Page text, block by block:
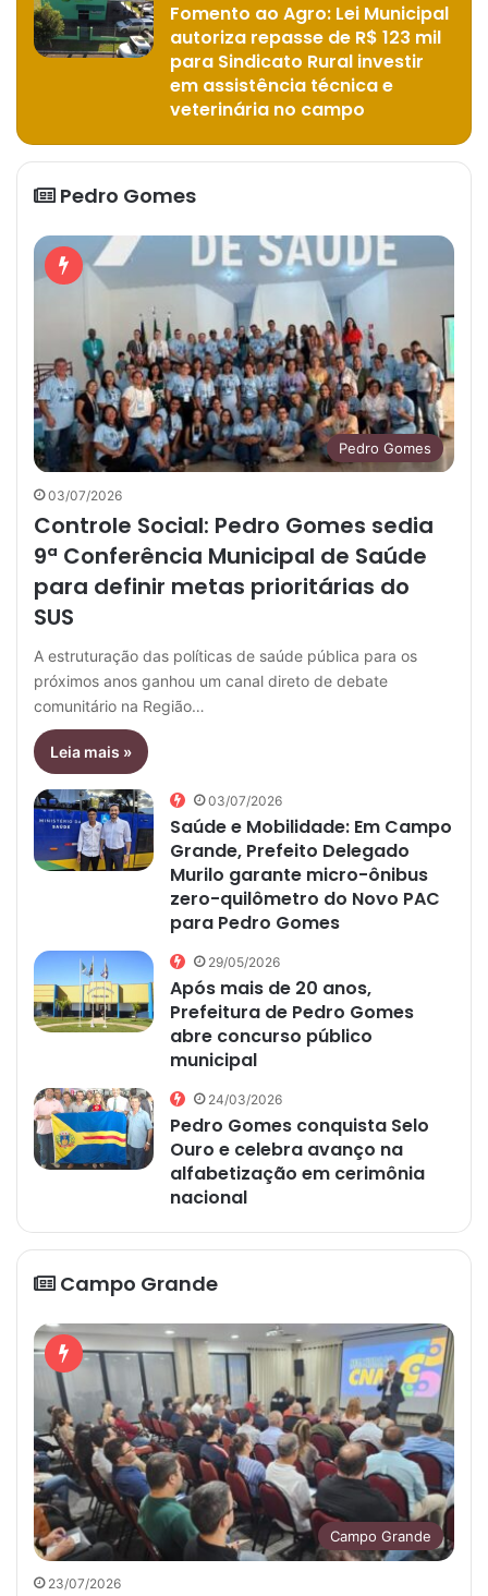
Fomento ao Agro: Lei Municipal
autoriza repasse de R$ 123 mil
para Sindicato Rural investir
em assistência técnica e
veterinária no campo
Pedro Gomes
Pedro Gomes
03/07/2026
Controle Social: Pedro Gomes sedia
9ª Conferência Municipal de Saúde
para definir metas prioritárias do
SUS
A estruturação das políticas de saúde pública para os
próximos anos ganhou um canal direto de debate
comunitário na Região…
Leia mais »
03/07/2026
Saúde e Mobilidade: Em Campo
Grande, Prefeito Delegado
Murilo garante micro-ônibus
zero-quilômetro do Novo PAC
para Pedro Gomes
29/05/2026
Após mais de 20 anos,
Prefeitura de Pedro Gomes
abre concurso público
municipal
24/03/2026
Pedro Gomes conquista Selo
Ouro e celebra avanço na
alfabetização em cerimônia
nacional
Campo Grande
Campo Grande
23/07/2026